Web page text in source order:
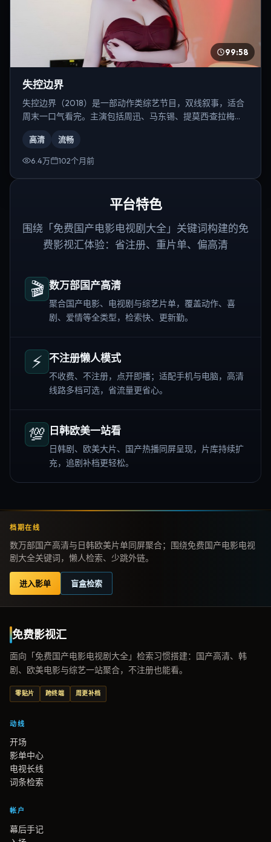
99:58
失控边界
失控边界（2018）是一部动作类综艺节目，双线叙事，适合
周末一口气看完。主演包括周迅、马东锡、提莫西·查拉梅
高清 流畅
6.4万 102个月前
平台特色
围绕「免费国产电影电视剧大全」关键词构建的免
费影视汇体验：省注册、重片单、偏高清
🎬 数万部国产高清
聚合国产电影、电视剧与综艺片单，覆盖动作、喜
剧、爱情等全类型，检索快、更新勤。
⚡ 不注册懒人模式
不收费、不注册，点开即播；适配手机与电脑，高清
线路多档可选，省流量更省心。
💯 日韩欧美一站看
日韩剧、欧美大片、国产热播同屏呈现，片库持续扩
充，追剧补档更轻松。
档期在线
数万部国产高清与日韩欧美片单同屏聚合；围绕免费国产电影电视
剧大全关键词，懒人检索、少跳外链。
进入影单 盲盒检索
免费影视汇
面向「免费国产电影电视剧大全」检索习惯搭建：国产高清、韩
剧、欧美电影与综艺一站聚合，不注册也能看。
零贴片 跨终端 周更补档
动线
开场
影单中心
电视长线
词条检索
帐户
幕后手记